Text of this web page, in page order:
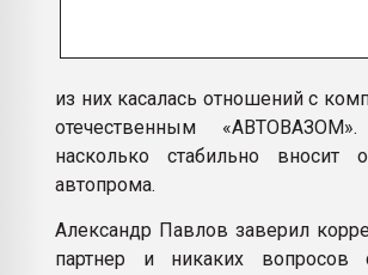
из них касалась отношений с
отечественным
насколько стабильно вносит
автопрома.
Александр Павлов заверил
партнер и никаких